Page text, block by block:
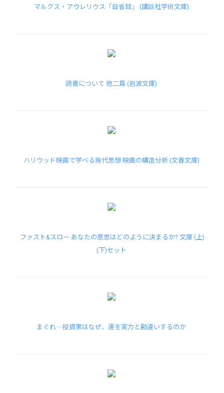
マルクス・アウレリウス「自省録」 (講談社学術文庫)
読書について 他二篇 (岩波文庫)
ハリウッド映画で学べる現代思想 映画の構造分析 (文春文庫)
ファスト&スロー あなたの意思はどのように決まるか? 文庫 (上)
(下)セット
まぐれ―投資家はなぜ、運を実力と勘違いするのか